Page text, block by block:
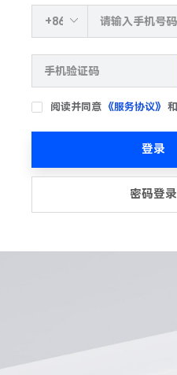
阅读并同意 《服务协议》 和
登录
密码登录